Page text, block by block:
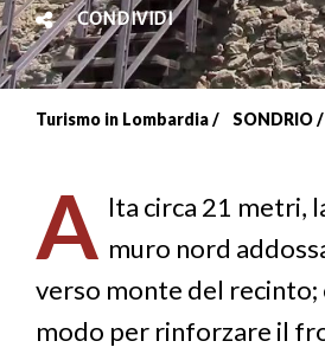
CONDIVIDI
di
pane
Turismo in Lombardia SONDRIO
A lta circa 21 metri,
muro nord
verso monte del recinto;
modo per rinforzare il